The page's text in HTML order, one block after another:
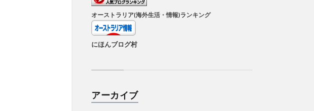
オーストラリア(海外生活・情報)ランキング
にほんブログ村
アーカイブ